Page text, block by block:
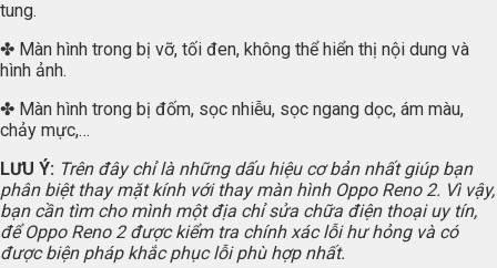
tung.
✤ Màn hình trong bị vỡ, tối đen, không thể hiển thị nội dung và
hình ảnh.
✤ Màn hình trong bị đốm, sọc nhiễu, sọc ngang dọc, ám màu,
chảy mực,…
LƯU Ý: Trên đây chỉ là những dấu hiệu cơ bản nhất giúp bạn
phân biệt thay mặt kính với thay màn hình Oppo Reno 2. Vì vậy,
bạn cần tìm cho mình một địa chỉ sửa chữa điện thoại uy tín,
để Oppo Reno 2 được kiểm tra chính xác lỗi hư hỏng và có
được biện pháp khắc phục lỗi phù hợp nhất.